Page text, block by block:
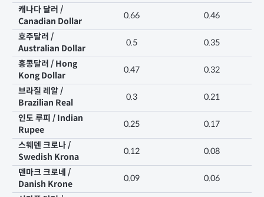
캐나다 달러 /
Canadian Dollar
0.66 0.46
호주달러 /
Australian Dollar
0.5 0.35
홍콩달러 / Hong
Kong Dollar
0.47 0.32
브라질 레알 /
Brazilian Real
0.3 0.21
인도 루피 / Indian
Rupee
0.25 0.17
스웨덴 크로나 /
Swedish Krona
0.12 0.08
덴마크 크로네 /
Danish Krone
0.09 0.06